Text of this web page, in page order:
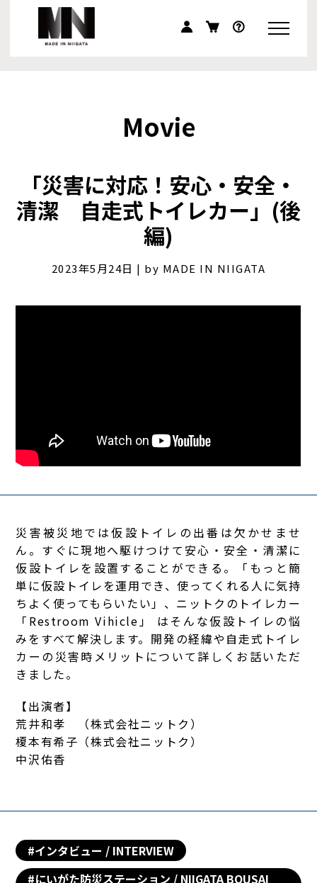
Movie
「災害に対応！安心・安全・
清潔 自走式トイレカー」(後
編)
2023年5月24日 | by MADE IN NIIGATA
災害被災地では仮設トイレの出番は欠かせませ
ん。すぐに現地へ駆けつけて安心・安全・清潔に
仮設トイレを設置することができる。「もっと簡
単に仮設トイレを運用でき、使ってくれる人に気持
ちよく使ってもらいたい」、ニットクのトイレカー
「Restroom Vihicle」 はそんな仮設トイレの悩
みをすべて解決します。開発の経緯や自走式トイレ
カーの災害時メリットについて詳しくお話いただ
きました。
【出演者】
荒井和孝 （株式会社ニットク ）
榎本有希子（株式会社ニットク ）
中沢佑香
#インタビュー / INTERVIEW
#にいがた防災ステーション / NIIGATA BOUSAI